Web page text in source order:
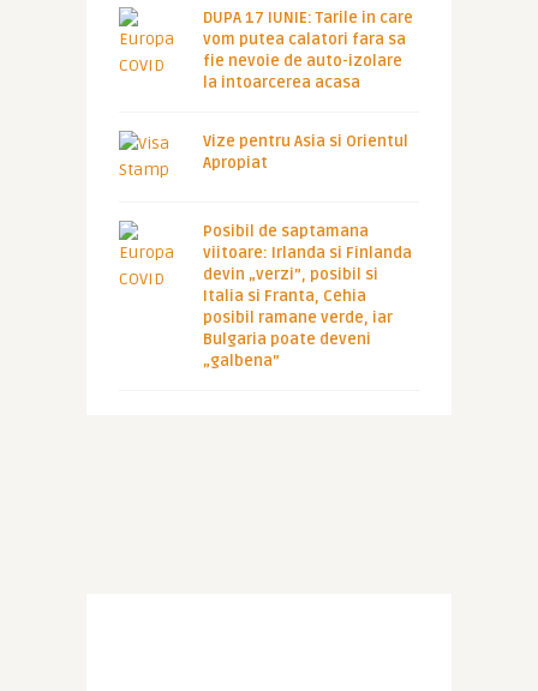
DUPA 17 IUNIE: Tarile in care
vom putea calatori fara sa
fie nevoie de auto-izolare
la intoarcerea acasa
Vize pentru Asia si Orientul
Apropiat
Posibil de saptamana
viitoare: Irlanda si Finlanda
devin „verzi”, posibil si
Italia si Franta, Cehia
posibil ramane verde, iar
Bulgaria poate deveni
„galbena”